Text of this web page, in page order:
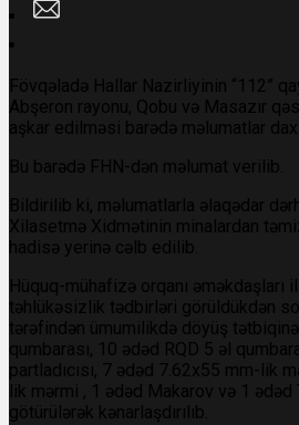
Fövqəladə Hallar Nazirliyinin “112”
Abşeron rayonu, Qobu və Masazır
aşkar edilməsi barədə məlumatlar
Bu barədə FHN-dən məlumat verilib.
Bildirilib ki, məlumatlarla əlaqədar
Xilasetmə Xidmətinin minalardan
hadisə yerinə cəlb edilib.
Hüquq-mühafizə orqanı
təhlükəsizlik tədbirləri görüldükdən
tərəfindən ümumilikdə döyüş tətbiqinə
qumbarası, 10 ədəd RQD 5 əl
partladıcısı, 7 ədəd 7.62x55 mm-lik
lik mərmi , 1 ədəd Makarov və 1 ədəd
götürülərək kənarlaşdırılıb.